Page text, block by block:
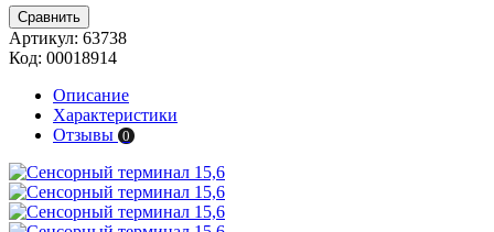
Сравнить
Артикул: 63738
Код: 00018914
Описание
Характеристики
Отзывы 0